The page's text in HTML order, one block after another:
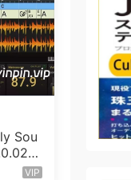
Sou
VIP